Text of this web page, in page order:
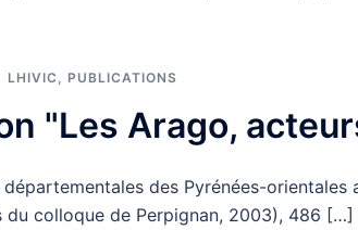
LHIVIC , PUBLICATIONS
"Les Arago,
départementales des Pyrénées-
du colloque de Perpignan, 2003), 486 […]